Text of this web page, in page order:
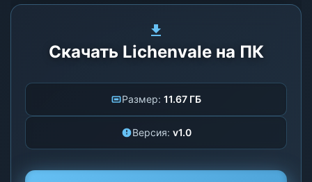
Скачать Lichenvale на ПК
Размер: 11.67 ГБ
Версия: v1.0